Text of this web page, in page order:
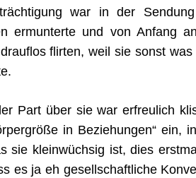
war in der
ermunterte und von Anfang
flirten, weil sie sonst
Part über sie war erfreulich
in Beziehungen“ ein,
sie kleinwüchsig ist, dies
es ja eh gesellschaftliche